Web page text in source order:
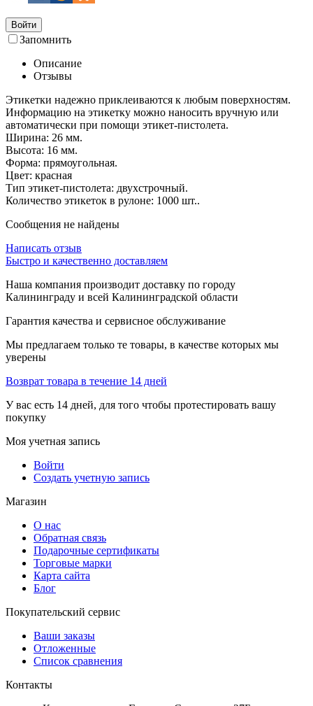
Войти
Запомнить
Описание
Отзывы
Этикетки надежно приклеиваются к любым поверхностям.
Информацию на этикетку можно наносить вручную или
автоматически при помощи этикет-пистолета.
Ширина: 26 мм.
Высота: 16 мм.
Форма: прямоугольная.
Цвет: красная
Тип этикет-пистолета: двухстрочный.
Количество этикеток в рулоне: 1000 шт..
Сообщения не найдены
Написать отзыв
Быстро и качественно доставляем
Наша компания производит доставку по городу
Калининграду и всей Калининградской области
Гарантия качества и сервисное обслуживание
Мы предлагаем только те товары, в качестве которых мы
уверены
Возврат товара в течение 14 дней
У вас есть 14 дней, для того чтобы протестировать вашу
покупку
Моя учетная запись
Войти
Создать учетную запись
Магазин
О нас
Обратная связь
Подарочные сертификаты
Торговые марки
Карта сайта
Блог
Покупательский сервис
Ваши заказы
Отложенные
Список сравнения
Контакты